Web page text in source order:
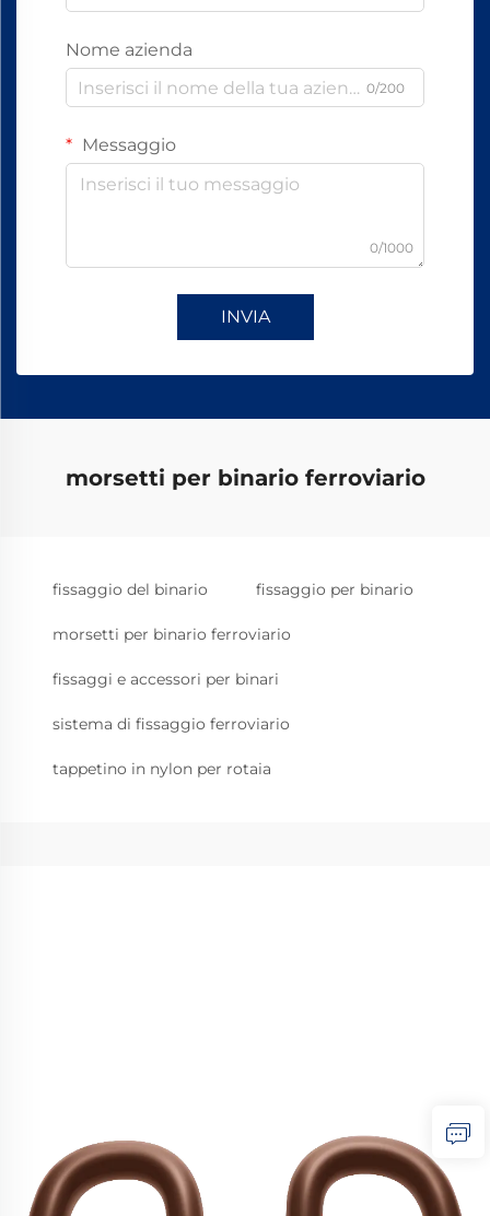
Nome azienda
0/200
Messaggio
0/1000
INVIA
morsetti per binario ferroviario
fissaggio del binario fissaggio per binario
morsetti per binario ferroviario
fissaggi e accessori per binari
sistema di fissaggio ferroviario
tappetino in nylon per rotaia